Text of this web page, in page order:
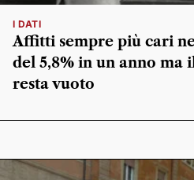
I DATI
Affitti sempre più cari
del 5,8% in un anno ma
resta vuoto